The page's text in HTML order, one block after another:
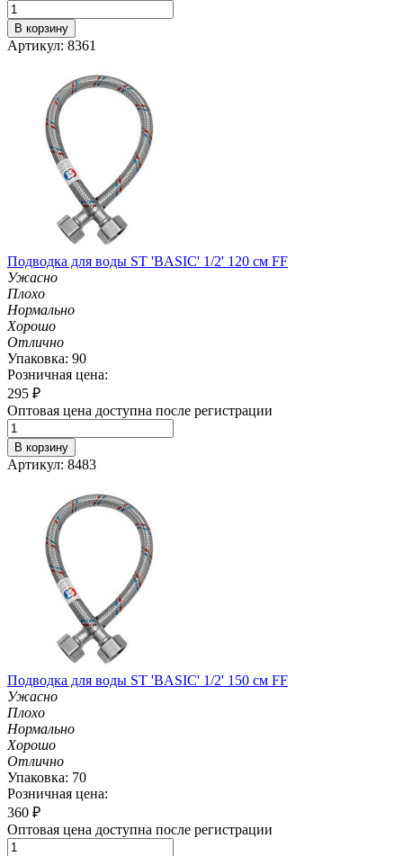
В корзину
Артикул: 8361
Подводка для воды ST 'BASIC' 1/2' 120 см FF
Ужасно
Плохо
Нормально
Хорошо
Отлично
Упаковка: 90
Розничная цена:
295 ₽
Оптовая цена доступна после регистрации
В корзину
Артикул: 8483
Подводка для воды ST 'BASIC' 1/2' 150 см FF
Ужасно
Плохо
Нормально
Хорошо
Отлично
Упаковка: 70
Розничная цена:
360 ₽
Оптовая цена доступна после регистрации